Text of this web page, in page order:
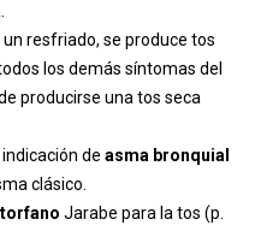
un resfriado, se produce tos
los demás síntomas del
producirse una tos seca
de asma bronquial
clásico.
Jarabe para la tos (p.